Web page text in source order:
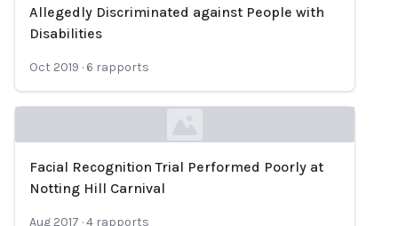
Allegedly Discriminated against People with
Disabilities
Oct 2019 · 6 rapports
Loading...
Facial Recognition Trial Performed Poorly at
Notting Hill Carnival
Aug 2017 ·4 rapports